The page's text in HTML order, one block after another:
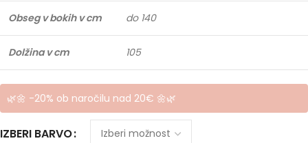
Obseg v bokih v cm do 140
Dolžina v cm 105
🌿🌼 -20% ob naročilu nad 20€ 🌼🌿
IZBERI BARVO